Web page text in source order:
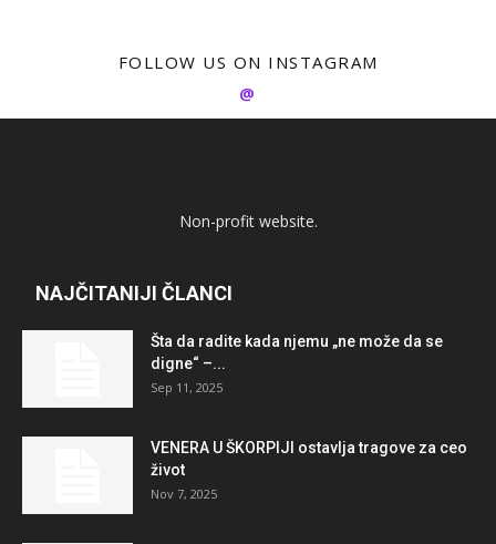
FOLLOW US ON INSTAGRAM
@
Non-profit website.
NAJČITANIJI ČLANCI
Šta da radite kada njemu „ne može da se
digne“ –...
Sep 11, 2025
VENERA U ŠKORPIJI ostavlja tragove za ceo
život
Nov 7, 2025